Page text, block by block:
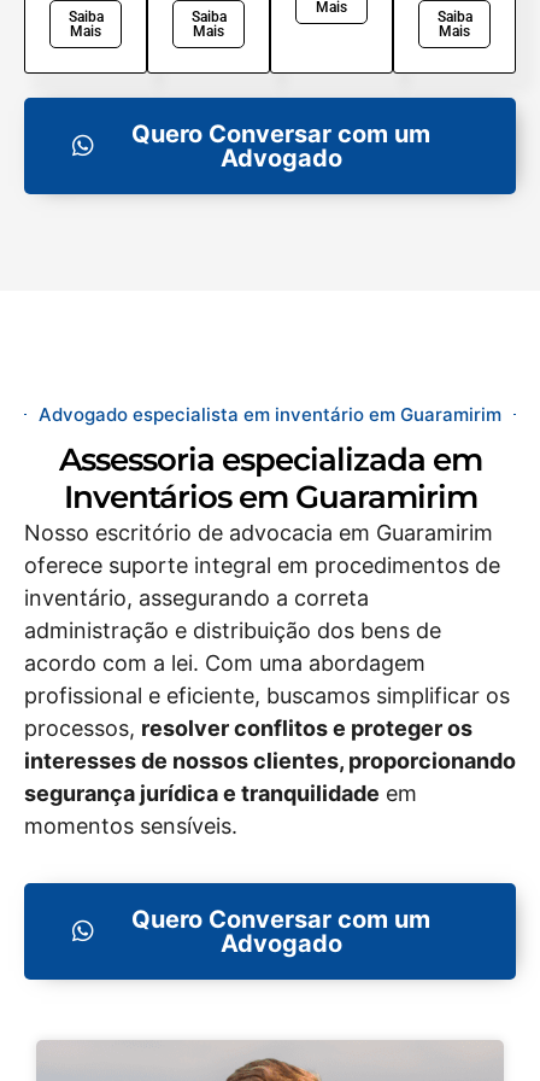
Saiba
Mais
Saiba
Mais
Mais
Saiba
Mais
Quero Conversar com um
Advogado
Advogado especialista em inventário em Guaramirim
Assessoria especializada em
Inventários em Guaramirim
Nosso escritório de advocacia em Guaramirim
oferece suporte integral em procedimentos de
inventário, assegurando a correta
administração e distribuição dos bens de
acordo com a lei. Com uma abordagem
profissional e eficiente, buscamos simplificar os
processos, resolver conflitos e proteger os
interesses de nossos clientes, proporcionando
segurança jurídica e tranquilidade em
momentos sensíveis.
Quero Conversar com um
Advogado